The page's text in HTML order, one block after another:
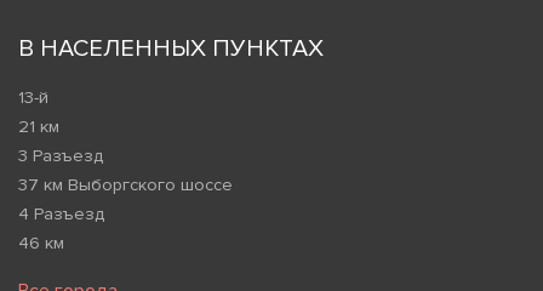
В НАСЕЛЕННЫХ ПУНКТАХ
13-й
21 км
3 Разъезд
37 км Выборгского шоссе
4 Разъезд
46 км